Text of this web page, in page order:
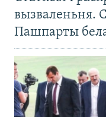
вызваленьня.
Пашпарты